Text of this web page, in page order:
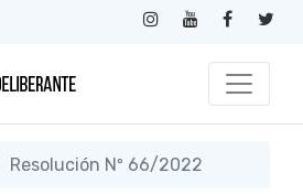
Resolución Nº 66/2022